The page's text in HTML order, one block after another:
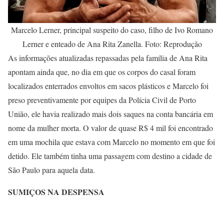
Marcelo Lerner, principal suspeito do caso, filho de Ivo Romano
Lerner e enteado de Ana Rita Zanella. Foto: Reprodução
As informações atualizadas repassadas pela família de Ana Rita
apontam ainda que, no dia em que os corpos do casal foram
localizados enterrados envoltos em sacos plásticos e Marcelo foi
preso preventivamente por equipes da Polícia Civil de Porto
União, ele havia realizado mais dois saques na conta bancária em
nome da mulher morta. O valor de quase R$ 4 mil foi encontrado
em uma mochila que estava com Marcelo no momento em que foi
detido. Ele também tinha uma passagem com destino a cidade de
São Paulo para aquela data.
SUMIÇOS NA DESPENSA